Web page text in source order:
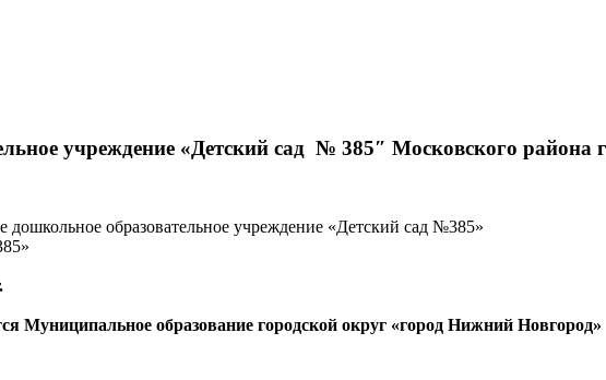
учреждение «Детский сад № 385″ Московского района
образовательное учреждение «Детский сад №385»
Муниципальное образование городской округ «город Нижний Новгород»